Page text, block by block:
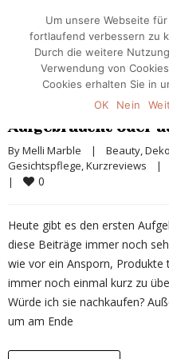
Aufgebraucht oder
By Melli Marble | Beauty,
Gesichtspflege, Kurzreviews |
|
0
Heute gibt es den ersten
diese Beiträge immer noch
wie vor ein Ansporn,
immer noch einmal kurz zu
Würde ich sie nachkaufen?
um am Ende
Um unsere Webseite
fortlaufend verbessern zu
Durch die weitere
Verwendung von
Cookies erhalten Sie in
OK
Nein